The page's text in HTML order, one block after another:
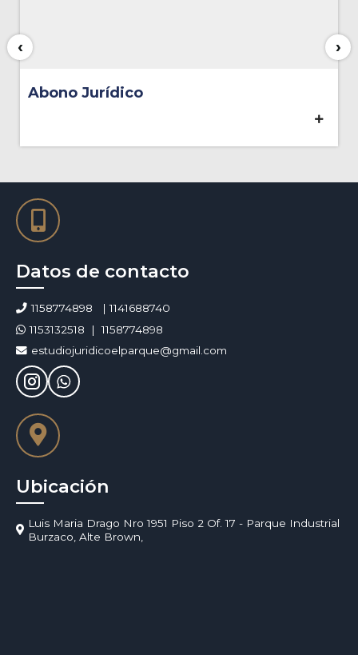
‹ ›
Datos de contacto
1158774898
1141688740
1153132518
1158774898
estudiojuridicoelparque@gmail.com
Ubicación
Luis Maria Drago Nro 1951 Piso 2 Of. 17 - Parque Industrial
Burzaco, Alte Brown,